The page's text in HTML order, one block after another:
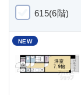
615(6階)
NEW